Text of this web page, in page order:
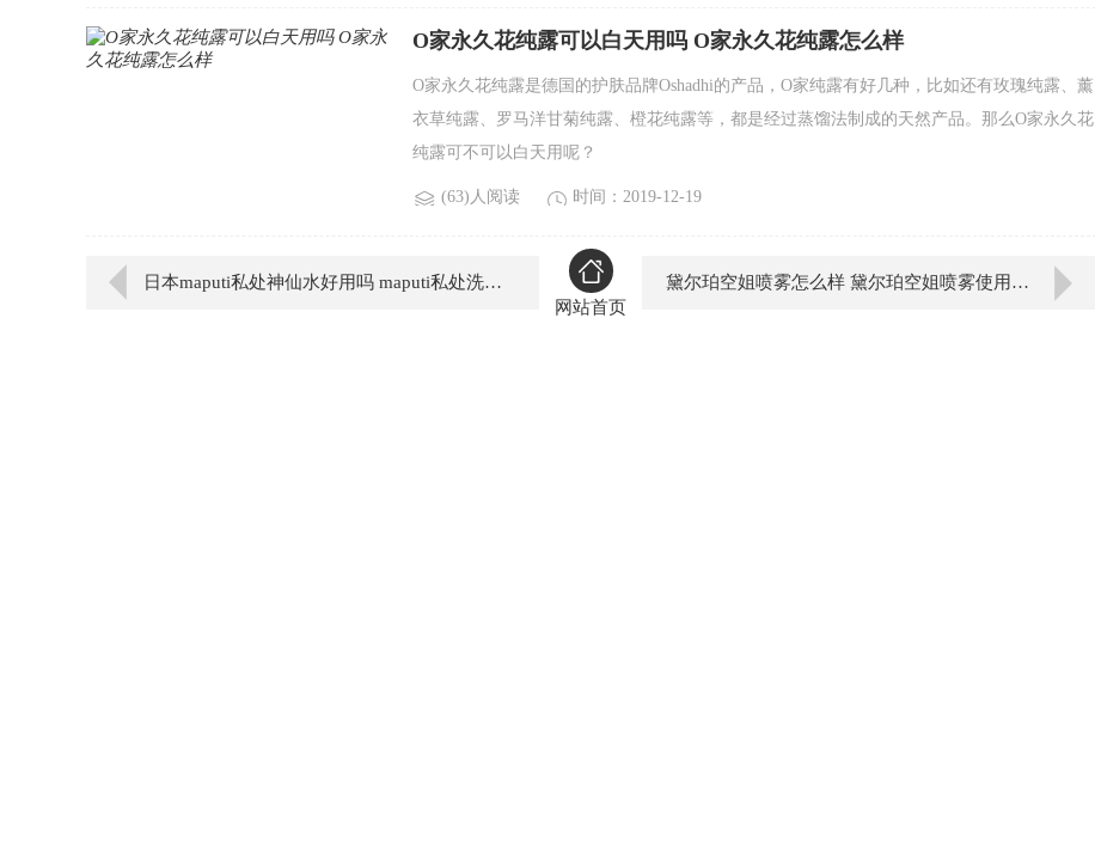
O家永久花纯露可以白天用吗 O家永久花纯露怎么样
O家永久花纯露是德国的护肤品牌Oshadhi的产品，O家纯露有好几种，比如还有玫瑰纯露、薰
衣草纯露、罗马洋甘菊纯露、橙花纯露等，都是经过蒸馏法制成的天然产品。那么O家永久花
纯露可不可以白天用呢？
(63)人阅读 时间：2019-12-19
日本maputi私处神仙水好用吗 maputi私处洗液使用测评
网站首页
黛尔珀空姐喷雾怎么样 黛尔珀空姐喷雾使用测评